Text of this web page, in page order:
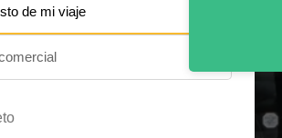
de mi viaje